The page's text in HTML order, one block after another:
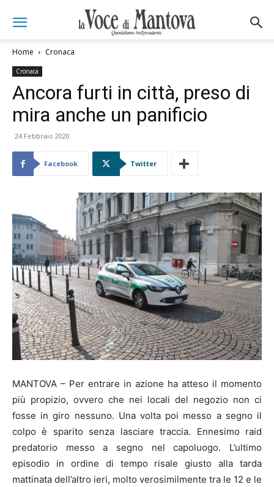
Home Cronaca
Cronaca
Ancora furti in città, preso di
mira anche un panificio
24 Febbraio 2020
Facebook Twitter
MANTOVA – Per entrare in azione ha atteso il momento
più propizio, ovvero che nei locali del negozio non ci
fosse in giro nessuno. Una volta poi messo a segno il
colpo è sparito senza lasciare traccia. Ennesimo raid
predatorio messo a segno nel capoluogo. L’ultimo
episodio in ordine di tempo risale giusto alla tarda
mattinata dell’altro ieri, molto verosimilmente tra le 12 e le